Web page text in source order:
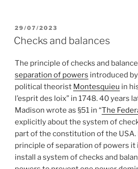
POSTED
ON
29/07/2023
Checks and balances
The principle of checks and
separation of powers introduced
political theorist Montesquieu in
l’esprit des loix” in 1748. 40 years
Madison wrote as §51 in “The
explicitly about the system of
part of the constitution of the USA.
principle of separation of powers it
install a system of checks and